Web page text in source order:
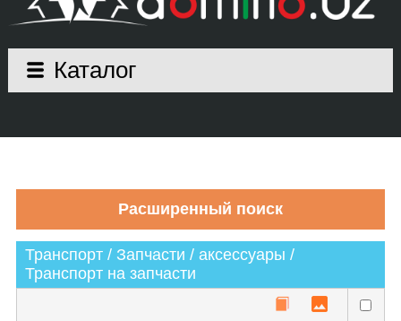
Каталог
Транспорт / Запчасти / аксессуары /
Транспорт на запчасти